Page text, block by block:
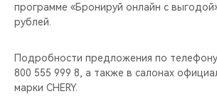
программе «Бронируй онлайн с
рублей.
Подробности предложения по телефону
800 555 999 8, а также в салонах
марки CHERY.